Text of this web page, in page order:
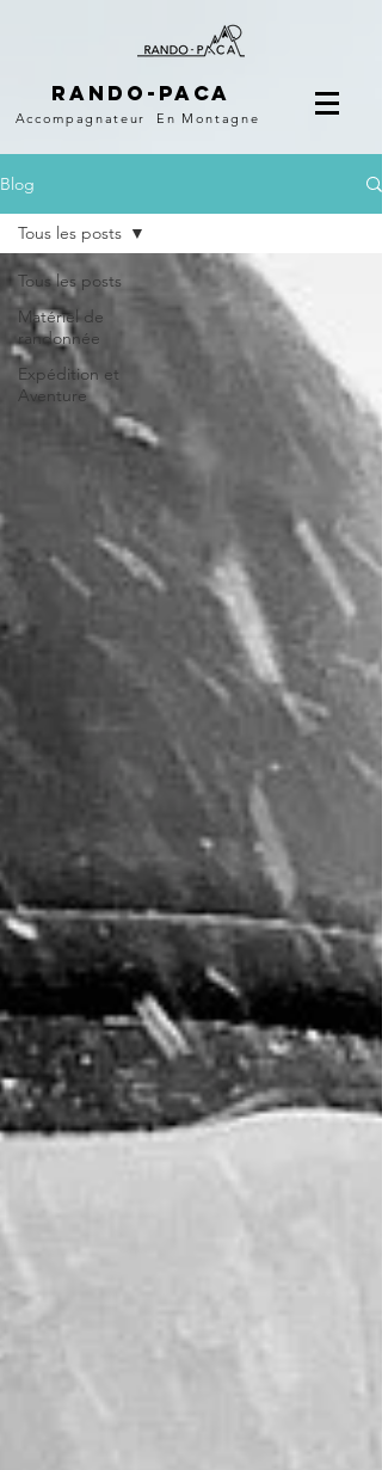
Rando-PACA
Accompagnateur En Montagne
Blog
Tous les posts
Matériel de
randonnée
Expédition et
Aventure
Tous les posts